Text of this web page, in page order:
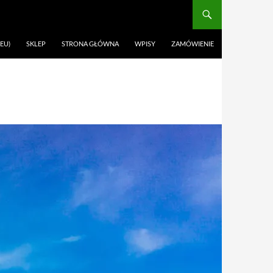
SKLEP STRONA GŁÓWNA WPISY ZAMÓWIENIE